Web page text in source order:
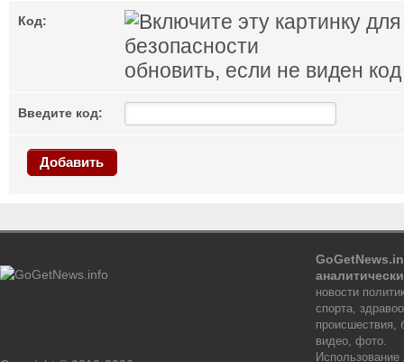
Код:
обновить, если не виден код
Введите код:
Добавить
новости
спорта,
происшествия,
видео, фото.